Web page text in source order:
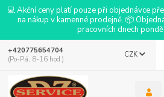
💻 Akční ceny platí pouze při objednávce
na nákup v kamenné prodejně. 📦
pracovních dnech
CZK
+420775654704
(Po-Pá, 8-16 hod.)